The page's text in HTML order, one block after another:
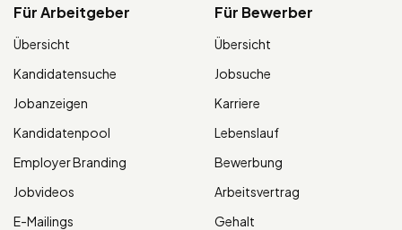
Für Arbeitgeber
Übersicht
Kandidatensuche
Jobanzeigen
Kandidatenpool
Employer Branding
Jobvideos
E-Mailings
Für Bewerber
Übersicht
Jobsuche
Karriere
Lebenslauf
Bewerbung
Arbeitsvertrag
Gehalt